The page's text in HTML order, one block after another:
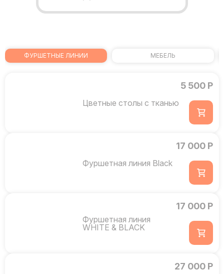
ФУРШЕТНЫЕ ЛИНИИ МЕБЕЛЬ
Цветные столы с тканью
5 500 Р
Фуршетная линия Black
17 000 Р
Фуршетная линия
WHITE & BLACK
17 000 Р
27 000 Р